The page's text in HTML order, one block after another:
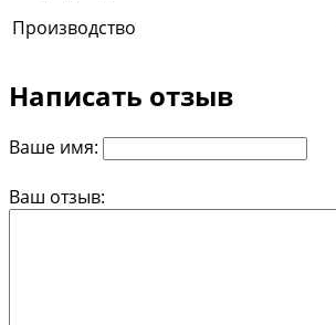
Производство
Написать отзыв
Ваше имя:
Ваш отзыв: